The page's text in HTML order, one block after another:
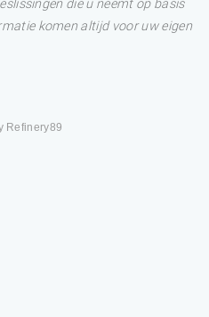
die u neemt op basis
komen altijd voor uw eigen
Refinery89